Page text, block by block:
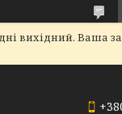
вихідний. Ваша